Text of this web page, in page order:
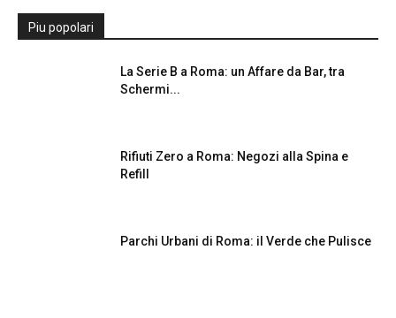
Piu popolari
La Serie B a Roma: un Affare da Bar, tra
Schermi...
Rifiuti Zero a Roma: Negozi alla Spina e
Refill
Parchi Urbani di Roma: il Verde che Pulisce